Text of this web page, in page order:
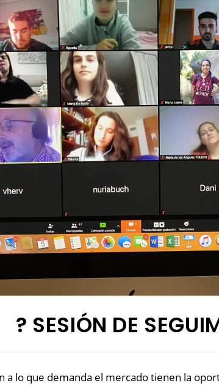
? SESIÓN DE
a lo que demanda el mercado tienen la